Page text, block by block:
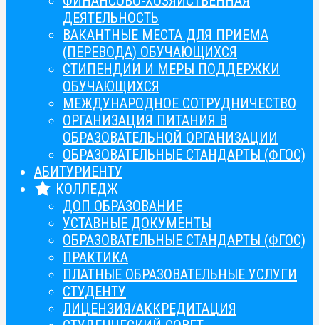
ДЕЯТЕЛЬНОСТЬ
ВАКАНТНЫЕ МЕСТА ДЛЯ ПРИЕМА
(ПЕРЕВОДА) ОБУЧАЮЩИХСЯ
СТИПЕНДИИ И МЕРЫ ПОДДЕРЖКИ
ОБУЧАЮЩИХСЯ
МЕЖДУНАРОДНОЕ СОТРУДНИЧЕСТВО
ОРГАНИЗАЦИЯ ПИТАНИЯ В
ОБРАЗОВАТЕЛЬНОЙ ОРГАНИЗАЦИИ
ОБРАЗОВАТЕЛЬНЫЕ СТАНДАРТЫ (ФГОС)
АБИТУРИЕНТУ
КОЛЛЕДЖ
ДОП ОБРАЗОВАНИЕ
УСТАВНЫЕ ДОКУМЕНТЫ
ОБРАЗОВАТЕЛЬНЫЕ СТАНДАРТЫ (ФГОС)
ПРАКТИКА
ПЛАТНЫЕ ОБРАЗОВАТЕЛЬНЫЕ УСЛУГИ
СТУДЕНТУ
ЛИЦЕНЗИЯ/АККРЕДИТАЦИЯ